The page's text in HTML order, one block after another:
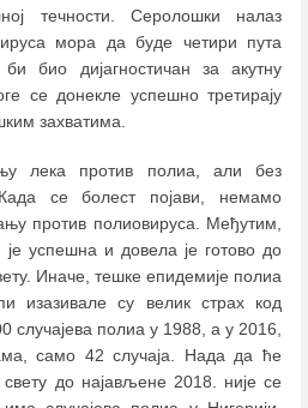
течности. Серолошки налаз
мора да буде четири пута
био дијагностичан за акутну
се донекле успешно третирају
захватима.
лека против полиа, али без
Када се болест појави, немамо
против полиовируса. Међутим,
је успешна и довела је готово до
Иначе, тешке епидемије полиа
су велик страх код
случајева полиа у 1988, а у 2016,
само 42 случаја. Нада да ће
до најављене 2018. није се